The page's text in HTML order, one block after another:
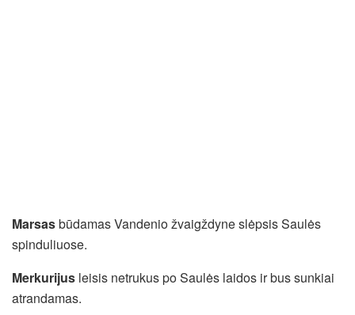
Marsasbūdamas Vandenio žvaigždyne slėpsis Saulės
spinduliuose.
Merkurijus leisis netrukus po Saulės laidos ir bus sunkiai
atrandamas.